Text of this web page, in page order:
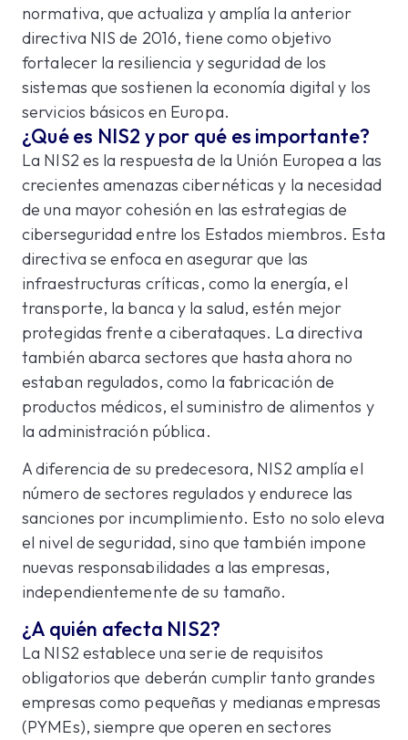
normativa, que actualiza y amplía la anterior
directiva NIS de 2016, tiene como objetivo
fortalecer la resiliencia y seguridad de los
sistemas que sostienen la economía digital y los
servicios básicos en Europa.
¿Qué es NIS2 y por qué es importante?
La NIS2 es la respuesta de la Unión Europea a las
crecientes amenazas cibernéticas y la necesidad
de una mayor cohesión en las estrategias de
ciberseguridad entre los Estados miembros. Esta
directiva se enfoca en asegurar que las
infraestructuras críticas, como la energía, el
transporte, la banca y la salud, estén mejor
protegidas frente a ciberataques. La directiva
también abarca sectores que hasta ahora no
estaban regulados, como la fabricación de
productos médicos, el suministro de alimentos y
la administración pública.
A diferencia de su predecesora, NIS2 amplía el
número de sectores regulados y endurece las
sanciones por incumplimiento. Esto no solo eleva
el nivel de seguridad, sino que también impone
nuevas responsabilidades a las empresas,
independientemente de su tamaño.
¿A quién afecta NIS2?
La NIS2 establece una serie de requisitos
obligatorios que deberán cumplir tanto grandes
empresas como pequeñas y medianas empresas
(PYMEs), siempre que operen en sectores